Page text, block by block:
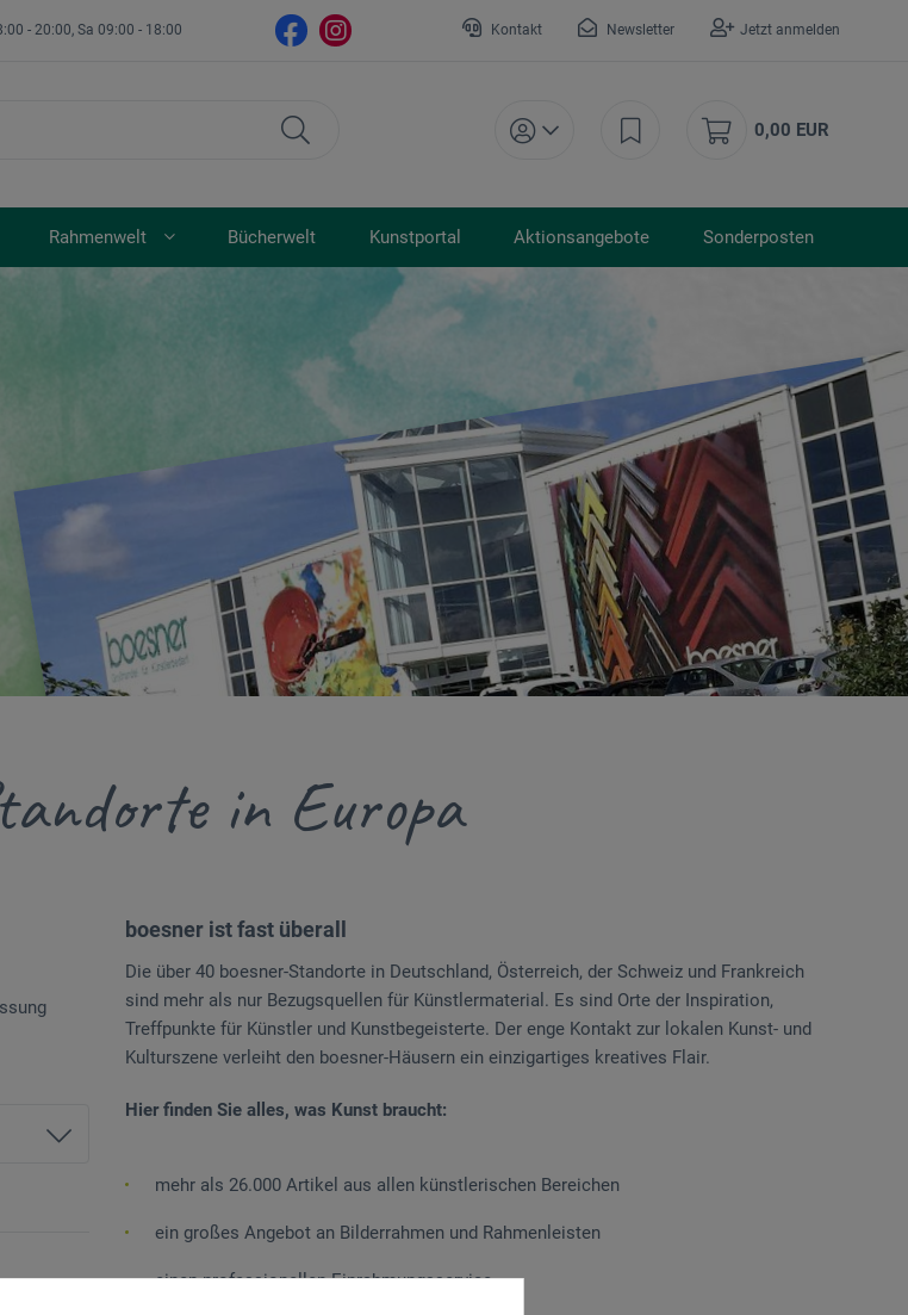
- 20:00, Sa 09:00 - 18:00 Kontakt Newsletter Jetzt anmelden
0,00 EUR
Rahmenwelt Bücherwelt Kunstportal Aktionsangebote Sonderposten
in Europa
boesner ist fast überall
Die über 40 boesner-Standorte in Deutschland, Österreich, der Schweiz und Frankreich
sind mehr als nur Bezugsquellen für Künstlermaterial. Es sind Orte der Inspiration,
Treffpunkte für Künstler und Kunstbegeisterte. Der enge Kontakt zur lokalen Kunst- und
Kulturszene verleiht den boesner-Häusern ein einzigartiges kreatives Flair.
Hier finden Sie alles, was Kunst braucht:
mehr als 26.000 Artikel aus allen künstlerischen Bereichen
ein großes Angebot an Bilderrahmen und Rahmenleisten
einen professionellen Einrahmungsservice